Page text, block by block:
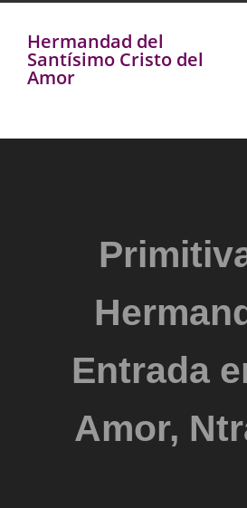
Hermandad del
Santísimo Cristo del
Amor
Entrada
Amor,